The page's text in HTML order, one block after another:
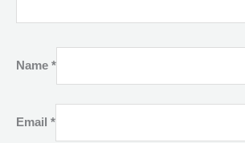
Name *
Email *